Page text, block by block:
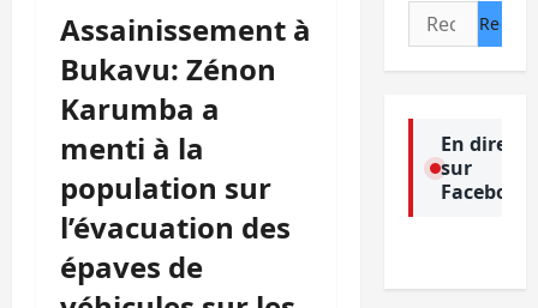
Assainissement à
Bukavu: Zénon
Karumba a
menti à la
population sur
l’évacuation des
épaves de
Rechercher :
En direct
sur
Facebook